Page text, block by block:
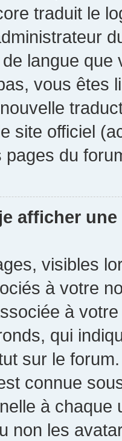
traduit le
de langue
vous êtes
site officiel
pages du
afficher
visibles
à votre
à
qui
sur le
connue
à chaque
non les